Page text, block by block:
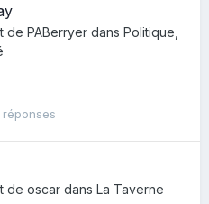
de PABerryer dans Politique,
réponses
de oscar dans La Taverne